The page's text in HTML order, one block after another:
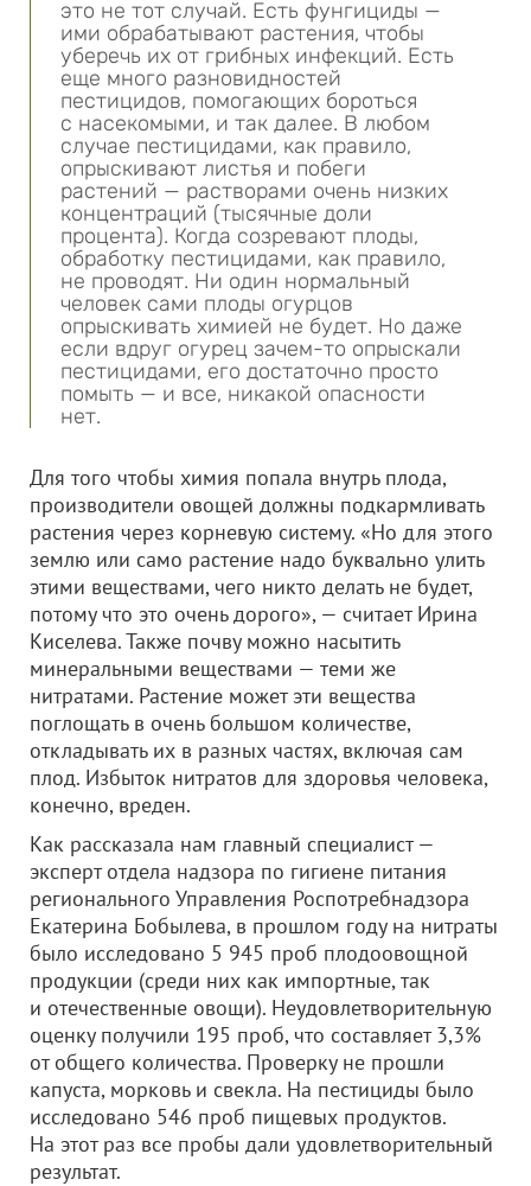
это не тот случай. Есть фунгициды —
ими обрабатывают растения, чтобы
уберечь их от грибных инфекций. Есть
еще много разновидностей
пестицидов, помогающих бороться
с насекомыми, и так далее. В любом
случае пестицидами, как правило,
опрыскивают листья и побеги
растений — растворами очень низких
концентраций (тысячные доли
процента). Когда созревают плоды,
обработку пестицидами, как правило,
не проводят. Ни один нормальный
человек сами плоды огурцов
опрыскивать химией не будет. Но даже
если вдруг огурец зачем-то опрыскали
пестицидами, его достаточно просто
помыть — и все, никакой опасности
нет.
Для того чтобы химия попала внутрь плода,
производители овощей должны подкармливать
растения через корневую систему. «Но для этого
землю или само растение надо буквально улить
этими веществами, чего никто делать не будет,
потому что это очень дорого», — считает Ирина
Киселева. Также почву можно насытить
минеральными веществами — теми же
нитратами. Растение может эти вещества
поглощать в очень большом количестве,
откладывать их в разных частях, включая сам
плод. Избыток нитратов для здоровья человека,
конечно, вреден.
Как рассказала нам главный специалист —
эксперт отдела надзора по гигиене питания
регионального Управления Роспотребнадзора
Екатерина Бобылева, в прошлом году на нитраты
было исследовано 5 945 проб плодоовощной
продукции (среди них как импортные, так
и отечественные овощи). Неудовлетворительную
оценку получили 195 проб, что составляет 3,3%
от общего количества. Проверку не прошли
капуста, морковь и свекла. На пестициды было
исследовано 546 проб пищевых продуктов.
На этот раз все пробы дали удовлетворительный
результат.